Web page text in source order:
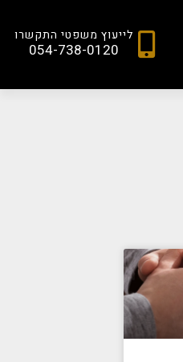
לייעוץ משפטי התקשרו
054-738-0120